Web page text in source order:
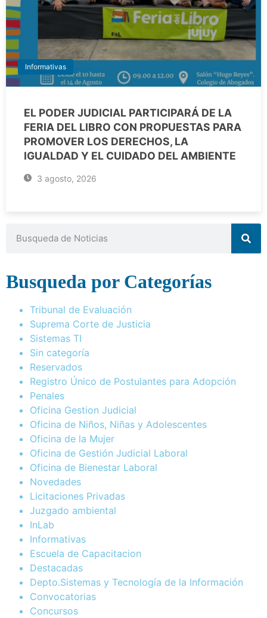
Informativas
EL PODER JUDICIAL PARTICIPARÁ DE LA
FERIA DEL LIBRO CON PROPUESTAS PARA
PROMOVER LOS DERECHOS, LA
IGUALDAD Y EL CUIDADO DEL AMBIENTE
3 agosto, 2026
Busqueda por Categorías
Tribunal de Evaluación
Suprema Corte de Justicia
Sistemas TI
Sin categoría
Reservados
Registro Único de Postulantes para Adopción
Penales
Oficina Gestion Judicial
Oficina de Niños, Niñas y Adolescentes
Oficina de la Mujer
Oficina de Gestión Judicial Laboral
Oficina de Bienestar Laboral
Novedades
Licitaciones Privadas
Juzgado ambiental
InLab
Informativas
Escuela de Capacitacion
Destacadas
Depto.Sistemas y Tecnología de la Información
Convocatorias
Concursos